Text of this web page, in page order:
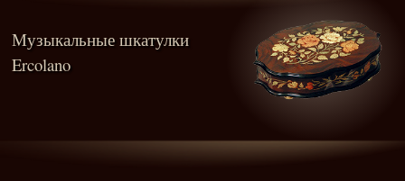
Музыкальные шкатулки
Ercolano